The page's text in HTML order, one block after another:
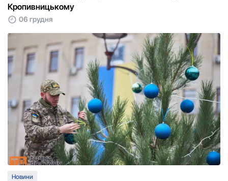
Кропивницькому
06 грудня
Новини